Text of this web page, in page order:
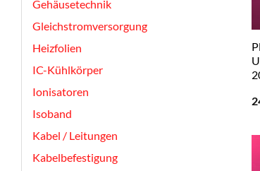
Gehäusetechnik
Gleichstromversorgung
Heizfolien
IC-Kühlkörper
Ionisatoren
Isoband
Kabel / Leitungen
Kabelbefestigung